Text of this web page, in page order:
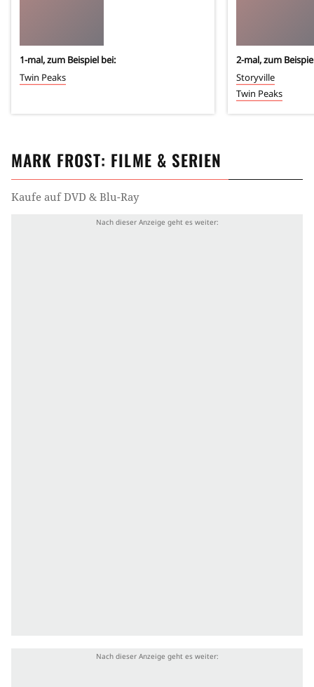
1-mal, zum Beispiel bei:
Twin Peaks
2-mal, zum
Storyville
Twin Peaks
MARK FROST: FILME & SERIEN
Kaufe auf DVD & Blu-Ray